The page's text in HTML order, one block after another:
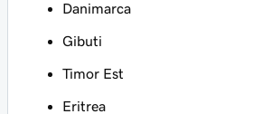
Danimarca
Gibuti
Timor Est
Eritrea